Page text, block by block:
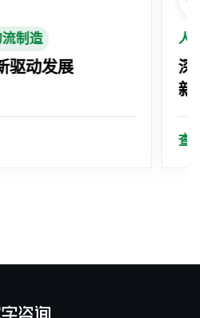
制造
驱动发展
人
深
新
查